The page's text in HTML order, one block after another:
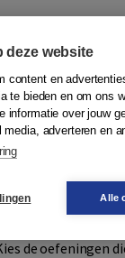
aan de groep.
te
leggen. Op die
Er staan
de oefeningen
deze website
content en
te bieden en om ons
informatie over jouw
adverteren en
Alle